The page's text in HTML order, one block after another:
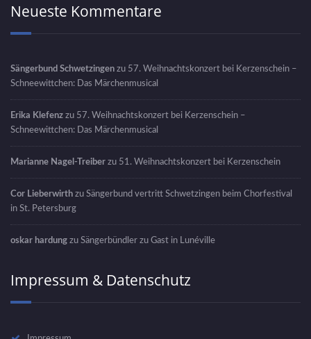
Neueste Kommentare
Sängerbund Schwetzingen zu 57. Weihnachtskonzert bei Kerzenschein –
Schneewittchen: Das Märchenmusical
Erika Klefenz zu 57. Weihnachtskonzert bei Kerzenschein –
Schneewittchen: Das Märchenmusical
Marianne Nagel-Treiber zu 51. Weihnachtskonzert bei Kerzenschein
Cor Lieberwirth zu Sängerbund vertritt Schwetzingen beim Chorfestival
in St. Petersburg
oskar hardung zu Sängerbündler zu Gast in Lunéville
Impressum & Datenschutz